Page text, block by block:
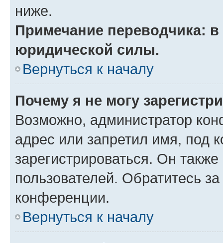
ниже.
Примечание переводчика:
юридической силы.
Вернуться к началу
Почему я не могу
Возможно, администратор
адрес или запретил имя, под
зарегистрироваться. Он
пользователей. Обратитесь
конференции.
Вернуться к началу